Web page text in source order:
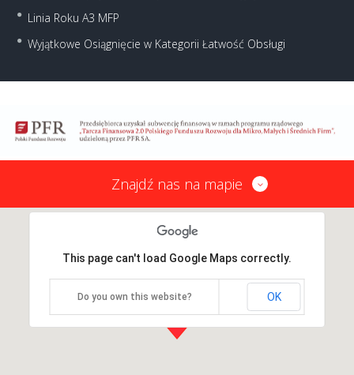
Linia Roku A3 MFP
Wyjątkowe Osiągnięcie w Kategorii Łatwość Obsługi
Znajdź nas na mapie
This page can't load Google Maps correctly.
Do you own this website? OK